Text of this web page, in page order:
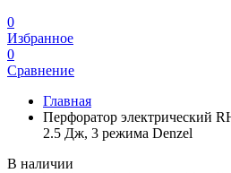
0
Избранное
0
Сравнение
Главная
Перфоратор электрический
2.5 Дж, 3 режима Denzel
В наличии